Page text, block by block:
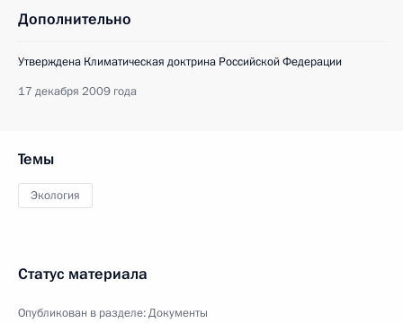
Дополнительно
Утверждена Климатическая доктрина Российской Федерации
17 декабря 2009 года
Темы
Экология
Статус материала
Опубликован в разделе:Документы